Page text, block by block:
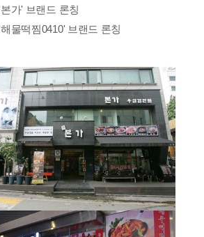
가' 브랜드 론칭
물떡찜0410' 브랜드 론칭